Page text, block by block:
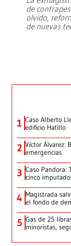
de
olvido,
de nuevas
1 Caso Alberto
edificio Hatillo
2 Víctor Álvarez:
emergencias
3 Caso
cinco
4 Magistrada
el fondo de
5 Gas de 25
minoristas,